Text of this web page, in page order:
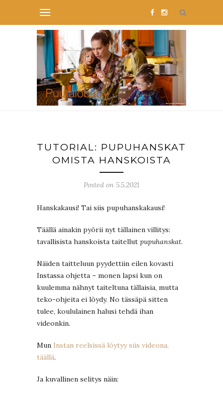
TUTORIAL: PUPUHANSKAT
OMISTA HANSKOISTA
Posted on 5.5.2021
Hanskakausi! Tai siis pupuhanskakausi!
Täällä ainakin pyörii nyt tällainen villitys:
tavallisista hanskoista taitellut pupuhanskat.
Näiden taitteluun pyydettiin eilen kovasti
Instassa ohjetta – monen lapsi kun on
kuulemma nähnyt taiteltuna tällaisia, mutta
teko-ohjeita ei löydy. No tässäpä sitten
tulee, koululainen halusi tehdä ihan
videonkin.
Mun Instan reelsissä löytyy siis videona,
täällä.
Ja kuvallinen selitys näin: